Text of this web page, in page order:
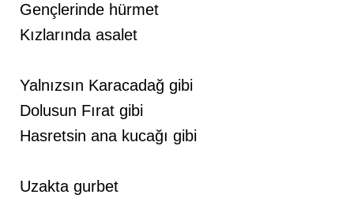
Gençlerinde hürmet
Kızlarında asalet
Yalnızsın Karacadağ gibi
Dolusun Fırat gibi
Hasretsin ana kucağı gibi
Uzakta gurbet